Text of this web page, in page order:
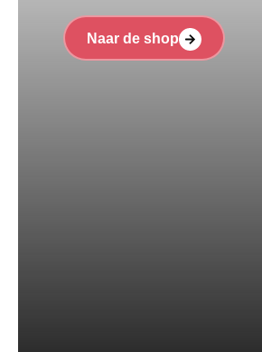
Naar de shop